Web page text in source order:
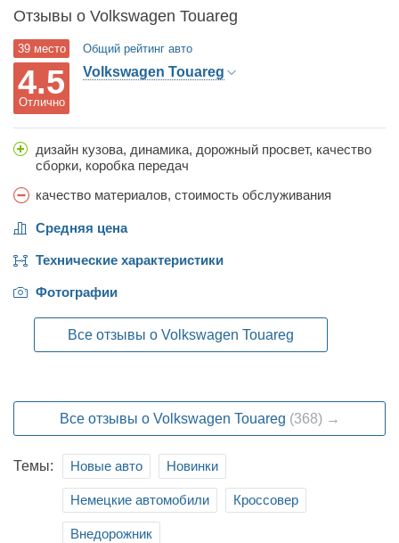
Отзывы о Volkswagen Touareg
39 место
Отлично
4.5
Общий рейтинг авто
Volkswagen Touareg
дизайн кузова, динамика, дорожный просвет, качество
сборки, коробка передач
качество материалов, стоимость обслуживания
Средняя цена
Технические характеристики
Фотографии
Все отзывы о Volkswagen Touareg
Все отзывы о Volkswagen Touareg (368) →
Новые авто Новинки
Немецкие автомобили Кроссовер
Внедорожник
Темы: